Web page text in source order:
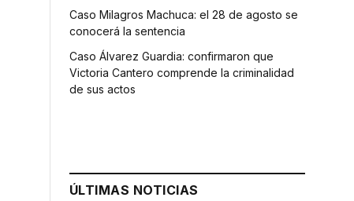
Caso Milagros Machuca: el 28 de agosto se
conocerá la sentencia
Caso Álvarez Guardia: confirmaron que
Victoria Cantero comprende la criminalidad
de sus actos
ÚLTIMAS NOTICIAS